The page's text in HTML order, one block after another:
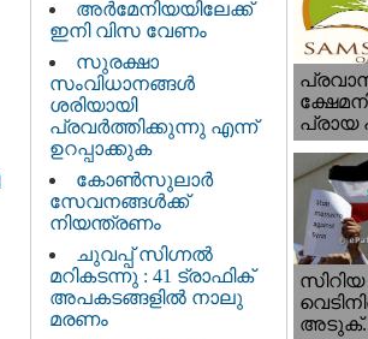
അർമേനിയയിലേക്ക്
ഇനി വിസ വേണം
സുരക്ഷാ
സംവിധാനങ്ങൾ
ശരിയായി
പ്രവർത്തിക്കുന്നു എന്ന്
ഉറപ്പാക്കുക
കോൺസുലാർ
സേവനങ്ങൾക്ക്
നിയന്ത്രണം
ചുവപ്പ് സിഗ്നൽ
മറികടന്നു : 41 ട്രാഫിക്
അപകടങ്ങളിൽ നാലു
മരണം
പ്രായ
സിറിയ